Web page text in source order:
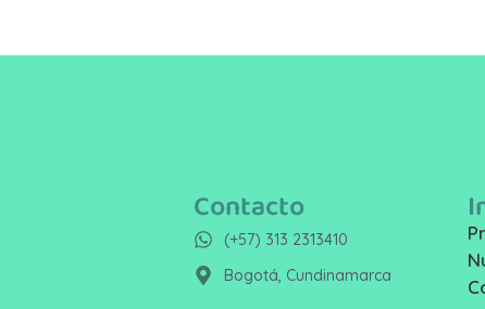
Contacto
(+57) 313 2313410
Bogotá, Cundinamarca